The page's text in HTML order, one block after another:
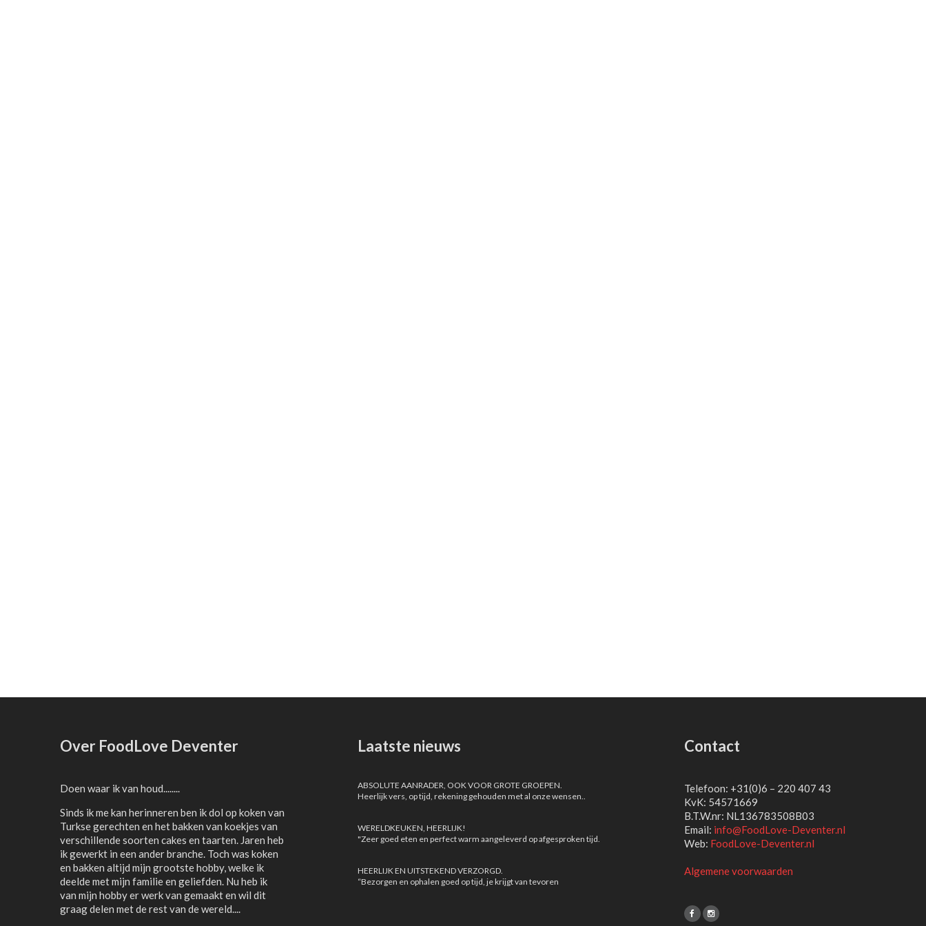
Over FoodLove Deventer
Doen waar ik van houd........
Sinds ik me kan herinneren ben ik dol op koken van
Turkse gerechten en het bakken van koekjes van
verschillende soorten cakes en taarten. Jaren heb
ik gewerkt in een ander branche. Toch was koken
en bakken altijd mijn grootste hobby, welke ik
deelde met mijn familie en geliefden. Nu heb ik
van mijn hobby er werk van gemaakt en wil dit
graag delen met de rest van de wereld....
Laatste nieuws
ABSOLUTE AANRADER, OOK VOOR GROTE GROEPEN.
Heerlijk vers, op tijd, rekening gehouden met al onze wensen..
WERELDKEUKEN, HEERLIJK!
"Zeer goed eten en perfect warm aangeleverd op afgesproken tijd.
HEERLIJK EN UITSTEKEND VERZORGD.
“Bezorgen en ophalen goed op tijd, je krijgt van tevoren
Contact
Telefoon: +31(0)6 – 220 407 43
KvK: 54571669
B.T.W.nr: NL136783508B03
Email: info@FoodLove-Deventer.nl
Web: FoodLove-Deventer.nl
Algemene voorwaarden